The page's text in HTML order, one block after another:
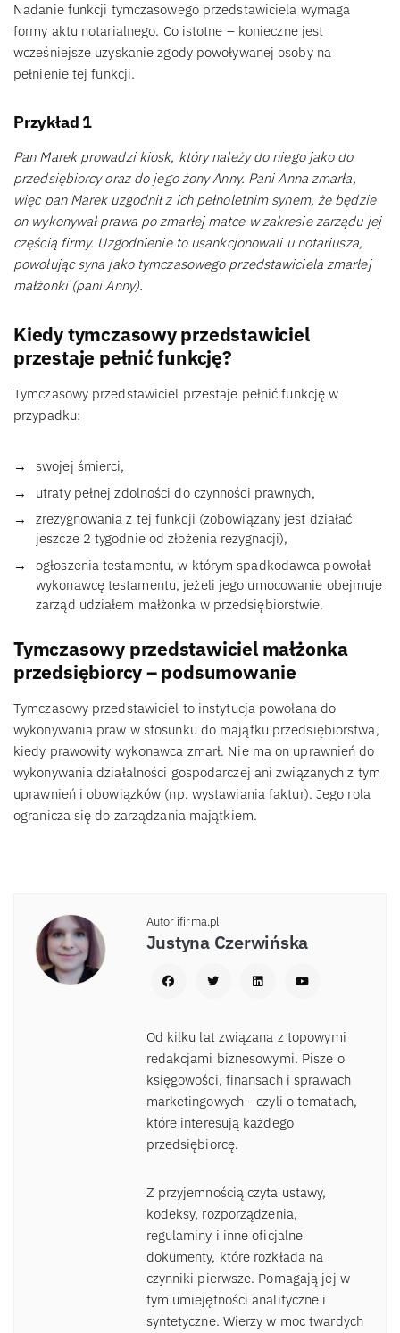
Nadanie funkcji tymczasowego przedstawiciela wymaga
formy aktu notarialnego. Co istotne – konieczne jest
wcześniejsze uzyskanie zgody powoływanej osoby na
pełnienie tej funkcji.
Przykład 1
Pan Marek prowadzi kiosk, który należy do niego jako do
przedsiębiorcy oraz do jego żony Anny. Pani Anna zmarła,
więc pan Marek uzgodnił z ich pełnoletnim synem, że będzie
on wykonywał prawa po zmarłej matce w zakresie zarządu jej
częścią firmy. Uzgodnienie to usankcjonowali u notariusza,
powołując syna jako tymczasowego przedstawiciela zmarłej
małżonki (pani Anny).
Kiedy tymczasowy przedstawiciel
przestaje pełnić funkcję?
Tymczasowy przedstawiciel przestaje pełnić funkcję w
przypadku:
swojej śmierci,
utraty pełnej zdolności do czynności prawnych,
zrezygnowania z tej funkcji (zobowiązany jest działać
jeszcze 2 tygodnie od złożenia rezygnacji),
ogłoszenia testamentu, w którym spadkodawca powołał
wykonawcę testamentu, jeżeli jego umocowanie obejmuje
zarząd udziałem małżonka w przedsiębiorstwie.
Tymczasowy przedstawiciel małżonka
przedsiębiorcy – podsumowanie
Tymczasowy przedstawiciel to instytucja powołana do
wykonywania praw w stosunku do majątku przedsiębiorstwa,
kiedy prawowity wykonawca zmarł. Nie ma on uprawnień do
wykonywania działalności gospodarczej ani związanych z tym
uprawnień i obowiązków (np. wystawiania faktur). Jego rola
ogranicza się do zarządzania majątkiem.
Autor ifirma.pl
Justyna Czerwińska
Od kilku lat związana z topowymi
redakcjami biznesowymi. Pisze o
księgowości, finansach i sprawach
marketingowych - czyli o tematach,
które interesują każdego
przedsiębiorcę.
Z przyjemnością czyta ustawy,
kodeksy, rozporządzenia,
regulaminy i inne oficjalne
dokumenty, które rozkłada na
czynniki pierwsze. Pomagają jej w
tym umiejętności analityczne i
syntetyczne. Wierzy w moc twardych